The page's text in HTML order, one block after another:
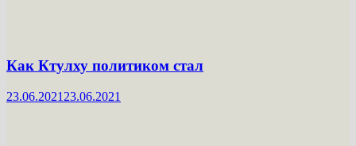
Как Ктулху политиком стал
23.06.2021 23.06.2021